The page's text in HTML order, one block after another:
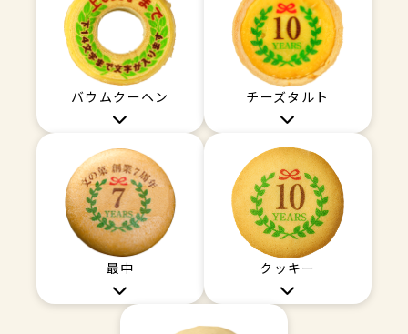
バウムクーヘン チーズタルト
最中 クッキー